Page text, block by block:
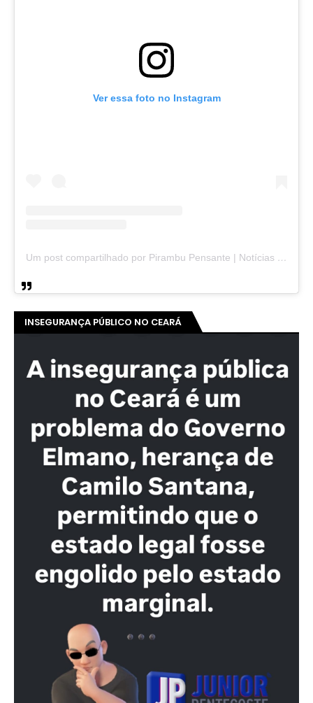
Ver essa foto no Instagram
Um post compartilhado por Pirambu Pensante | Notícias & Entretenimento (@pirambupensante)
INSEGURANÇA PÚBLICO NO CEARÁ